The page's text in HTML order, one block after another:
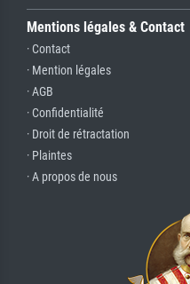
Mentions légales & Contact
· Contact
· Mention légales
· AGB
· Confidentialité
· Droit de rétractation
· Plaintes
· A propos de nous